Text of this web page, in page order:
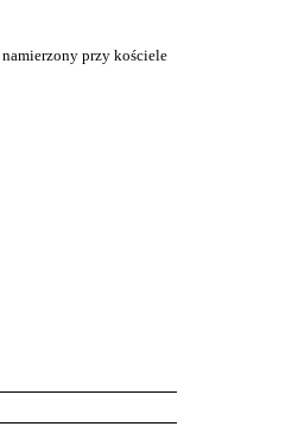
przy kościele